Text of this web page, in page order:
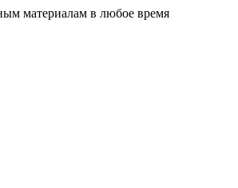
материалам в любое время